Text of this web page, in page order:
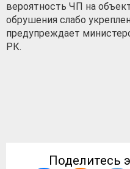
вероятность ЧП на
обрушения слабо
предупреждает
РК.
Поделитесь